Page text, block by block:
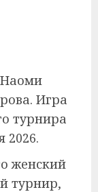
Наоми
Игра
турнира
2026.
женский
турнир,